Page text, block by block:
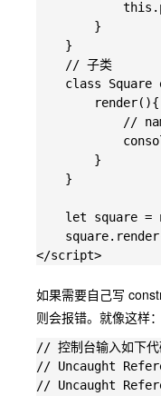
        }
    }
    // 子类
class Square
        render(){
//
        }
    }
let square =
如果需要自己写
则会报错。就像这样：
// 控制台输入如下代
// Uncaught
// Uncaught